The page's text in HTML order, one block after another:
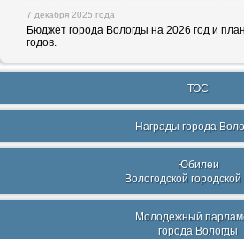
7 декабря 2025 года
Бюджет города Вологды на 2026 год и
годов.
ТОС
Награды города
Юбилеи
Вологодской
Молодежный
города Вологды